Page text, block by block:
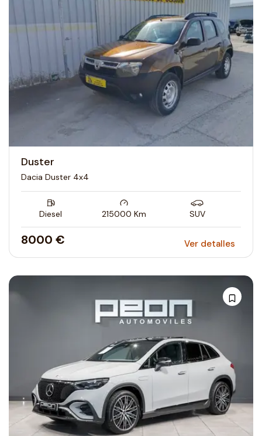
Duster
Dacia Duster 4x4
Diesel 215000 Km SUV
8000 € Ver detalles